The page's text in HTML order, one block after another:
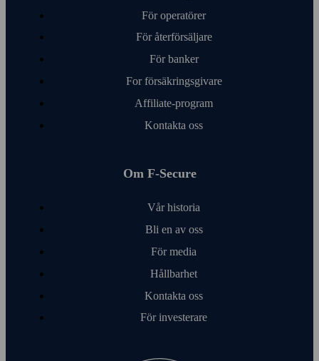
För operatörer
För åter­försäljare
För banker
For försäkringsgivare
Affiliate-program
Kontakta oss
Om F‑Secure
Vår historia
Bli en av oss
För media
Hållbarhet
Kontakta oss
För investerare